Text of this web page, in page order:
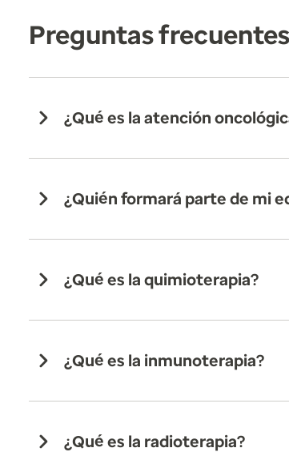
Preguntas
¿Qué es la atención
¿Quién formará parte de mi
¿Qué es la quimioterapia?
¿Qué es la inmunoterapia?
¿Qué es la radioterapia?